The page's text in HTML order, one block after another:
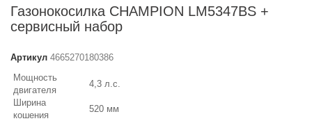
Газонокосилка CHAMPION LM5347BS +
сервисный набор
Артикул 4665270180386
Мощность
двигателя
4,3 л.с.
Ширина
кошения
520 мм